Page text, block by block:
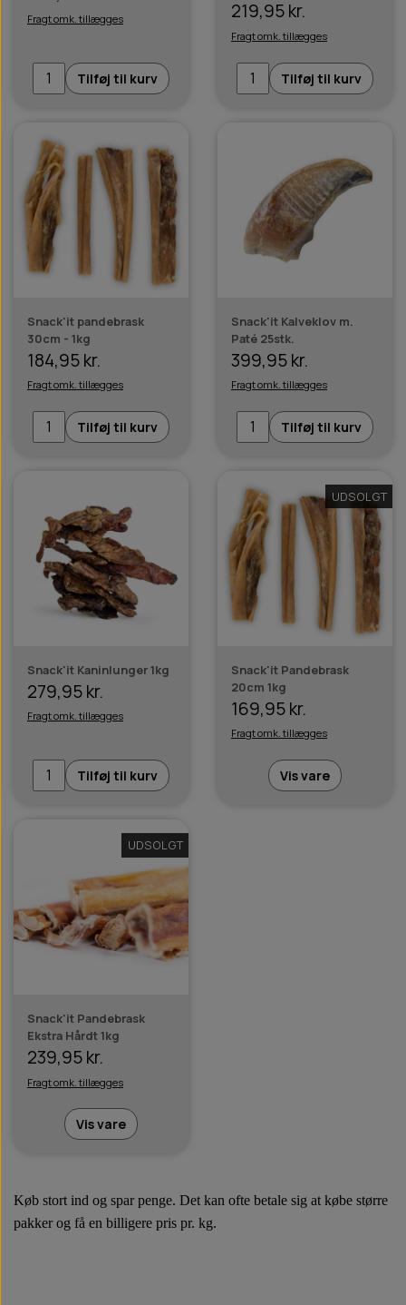
Fragt omk. tillægges
Tilføj til kurv
219,95 kr.
Fragt omk. tillægges
Tilføj til kurv
Snack'it pandebrask
30cm - 1kg
184,95 kr.
Fragt omk. tillægges
Tilføj til kurv
Snack'it Kalveklov m.
Paté 25stk.
399,95 kr.
Fragt omk. tillægges
Tilføj til kurv
Snack'it Kaninlunger 1kg
279,95 kr.
Fragt omk. tillægges
Tilføj til kurv
UDSOLGT
Snack'it Pandebrask
20cm 1kg
169,95 kr.
Fragt omk. tillægges
Vis vare
UDSOLGT
Snack'it Pandebrask
Ekstra Hårdt 1kg
239,95 kr.
Fragt omk. tillægges
Vis vare
Køb stort ind og spar penge. Det kan ofte betale sig at købe større
pakker og få en billigere pris pr. kg.